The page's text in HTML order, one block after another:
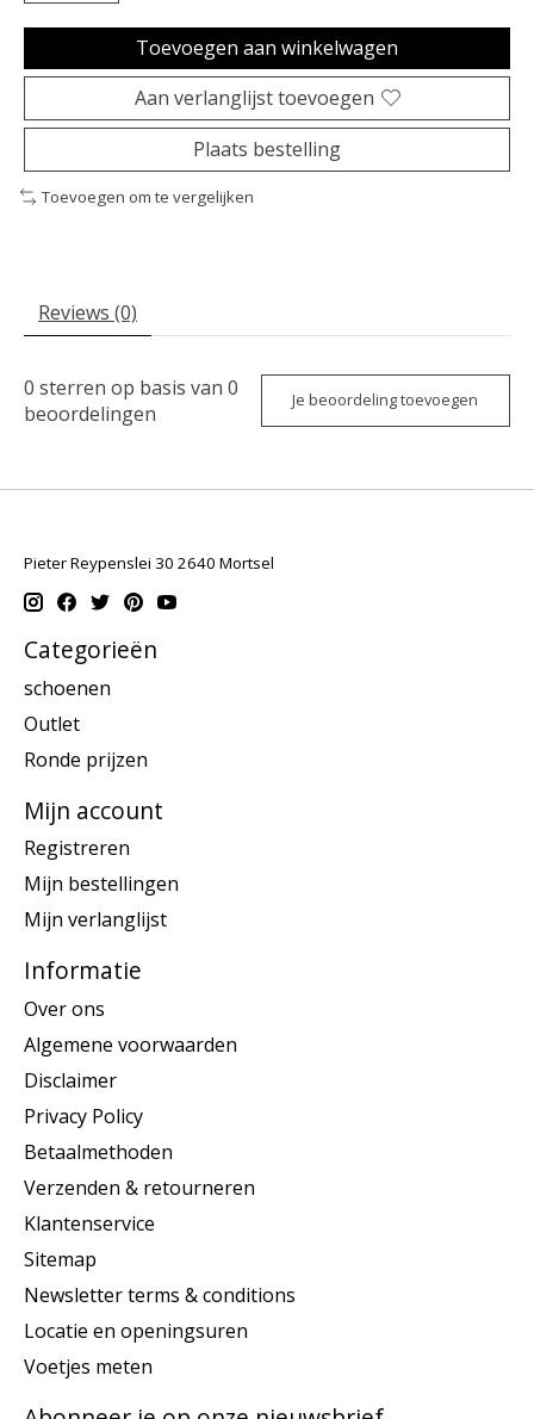
Toevoegen aan winkelwagen
Aan verlanglijst toevoegen
Plaats bestelling
Toevoegen om te vergelijken
Reviews (0)
0 sterren op basis van 0
beoordelingen
Je beoordeling toevoegen
Pieter Reypenslei 30 2640 Mortsel
Categorieën
schoenen
Outlet
Ronde prijzen
Mijn account
Registreren
Mijn bestellingen
Mijn verlanglijst
Informatie
Over ons
Algemene voorwaarden
Disclaimer
Privacy Policy
Betaalmethoden
Verzenden & retourneren
Klantenservice
Sitemap
Newsletter terms & conditions
Locatie en openingsuren
Voetjes meten